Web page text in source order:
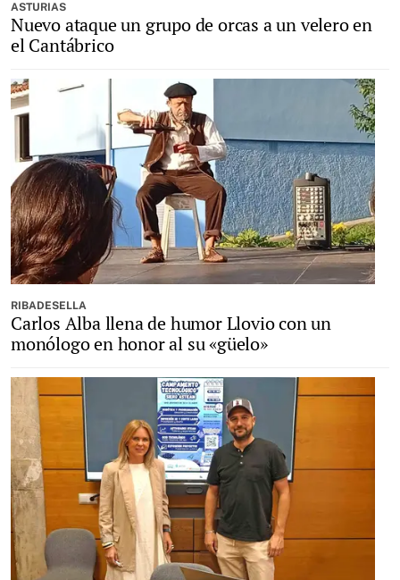
ASTURIAS
Nuevo ataque un grupo de orcas a un velero en
el Cantábrico
RIBADESELLA
Carlos Alba llena de humor Llovio con un
monólogo en honor al su «güelo»